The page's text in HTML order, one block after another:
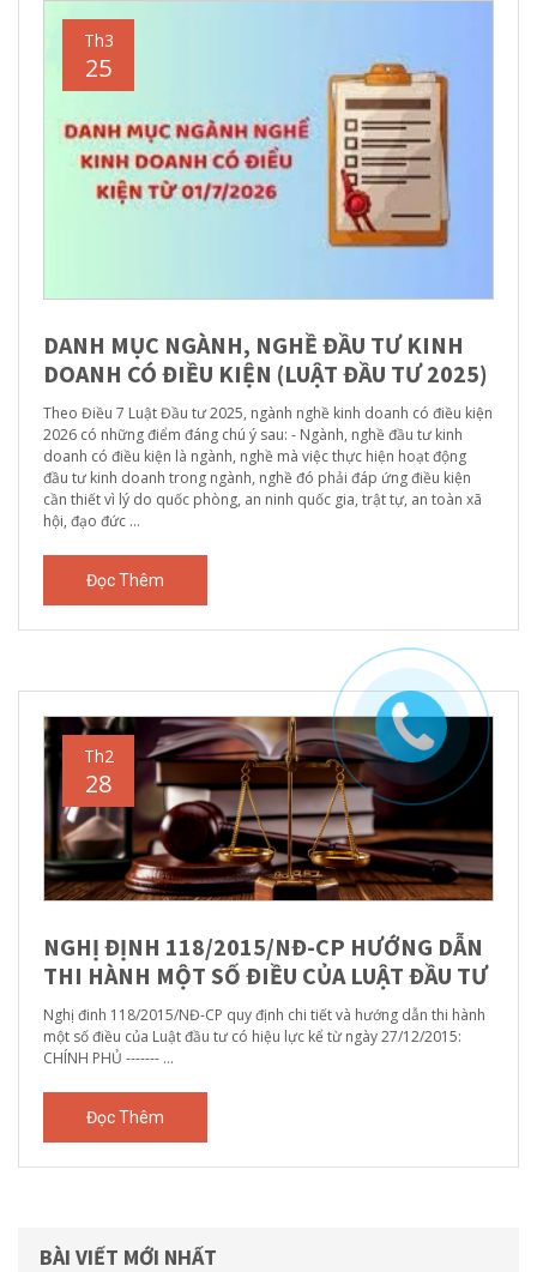
Th3
25
DANH MỤC NGÀNH, NGHỀ ĐẦU TƯ KINH
DOANH CÓ ĐIỀU KIỆN (LUẬT ĐẦU TƯ 2025)
Theo Điều 7 Luật Đầu tư 2025, ngành nghề kinh doanh có điều kiện
2026 có những điểm đáng chú ý sau: - Ngành, nghề đầu tư kinh
doanh có điều kiện là ngành, nghề mà việc thực hiện hoạt động
đầu tư kinh doanh trong ngành, nghề đó phải đáp ứng điều kiện
cần thiết vì lý do quốc phòng, an ninh quốc gia, trật tự, an toàn xã
hội, đạo đức ...
Đọc Thêm
Th2
28
NGHỊ ĐỊNH 118/2015/NĐ-CP HƯỚNG DẪN
THI HÀNH MỘT SỐ ĐIỀU CỦA LUẬT ĐẦU TƯ
Nghị đinh 118/2015/NĐ-CP quy định chi tiết và hướng dẫn thi hành
một số điều của Luật đầu tư có hiệu lực kể từ ngày 27/12/2015:
CHÍNH PHỦ ------- ...
Đọc Thêm
BÀI VIẾT MỚI NHẤT